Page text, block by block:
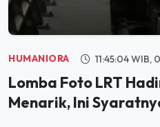
HUMANIORA 11:45:04 WIB,
Lomba Foto LRT
Menarik, Ini